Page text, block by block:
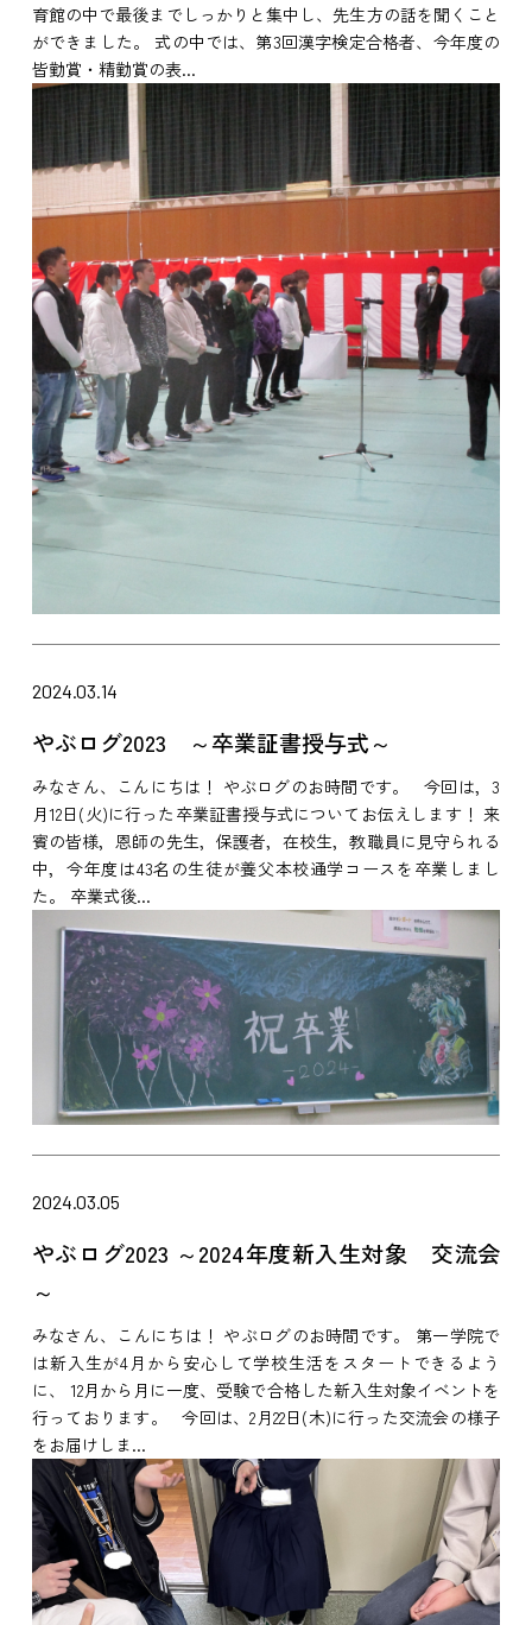
育館の中で最後までしっかりと集中し、先生方の話を聞くこと
ができました。 式の中では、第3回漢字検定合格者、今年度の
皆勤賞・精勤賞の表...
2024.03.14
やぶログ2023 ～卒業証書授与式～
みなさん、こんにちは！ やぶログのお時間です。 今回は，3
月12日(火)に行った卒業証書授与式についてお伝えします！ 来
賓の皆様，恩師の先生，保護者，在校生，教職員に見守られる
中，今年度は43名の生徒が養父本校通学コースを卒業しまし
た。 卒業式後...
2024.03.05
やぶログ2023 ～2024年度新入生対象 交流会
～
みなさん、こんにちは！ やぶログのお時間です。 第一学院で
は新入生が4月から安心して学校生活をスタートできるよう
に、 12月から月に一度、受験で合格した新入生対象イベントを
行っております。 今回は、2月22日(木)に行った交流会の様子
をお届けしま...